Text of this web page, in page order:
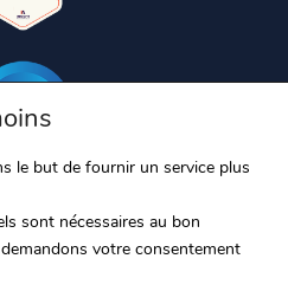
le but de fournir un service plus
sont nécessaires au bon
votre consentement